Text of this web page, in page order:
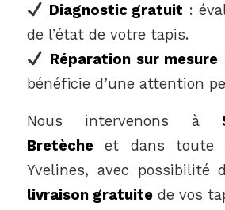
Diagnostic gratuit :
de l’état de votre tapis.
Réparation sur mesure
bénéficie d’une attention
Nous intervenons à
Bretècheet dans toute
Yvelines, avec possibilité
livraison gratuitede vos